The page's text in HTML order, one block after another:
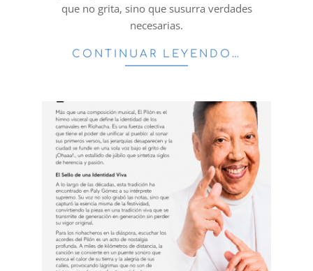
que no grita, sino que susurra verdades
necesarias.
CONTINUAR LEYENDO…